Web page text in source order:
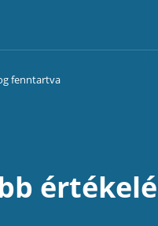
fenntartva